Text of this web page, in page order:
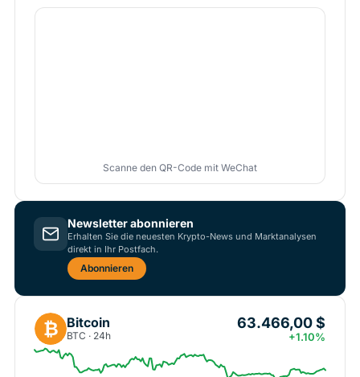
Scanne den QR-Code mit WeChat
Newsletter abonnieren
Erhalten Sie die neuesten Krypto-News und Marktanalysen
direkt in Ihr Postfach.
Abonnieren
₿ Bitcoin
BTC · 24h
63.466,00 $
+1.10%